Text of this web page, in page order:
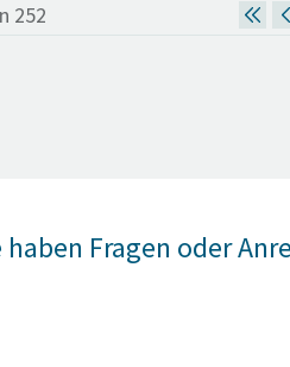
252
haben Fragen oder